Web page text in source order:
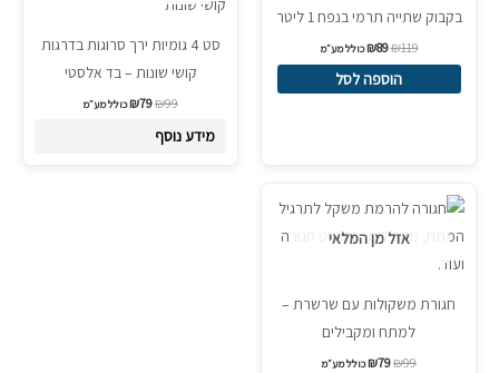
בקבוק שתייה תרמי בנפח 1 ליטר
₪119
₪89 כולל מע״מ
הוספה לסל
סט 4 גומיות ירך סרוגות בדרגות
קושי שונות – בד אלסטי
₪99
₪79 כולל מע״מ
מידע נוסף
אזל מן המלאי
חגורת משקולות עם שרשרת –
למתח ומקבילים
₪99
המקורי
₪99.
₪79
הנוכחי
₪79.
כולל מע״מ